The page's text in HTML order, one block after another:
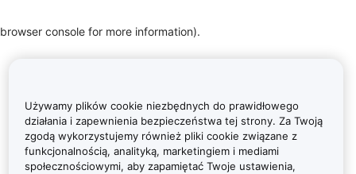
browser console for more information).
Używamy plików cookie niezbędnych do prawidłowego
działania i zapewnienia bezpieczeństwa tej strony. Za Twoją
zgodą wykorzystujemy również pliki cookie związane z
funkcjonalnością, analityką, marketingiem i mediami
społecznościowymi, aby zapamiętać Twoje ustawienia,